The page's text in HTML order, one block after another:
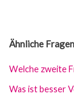
Ähnliche Fragen
Welche zweite
Was ist besser